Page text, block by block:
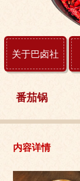
关于巴卤社
番茄锅
内容详情